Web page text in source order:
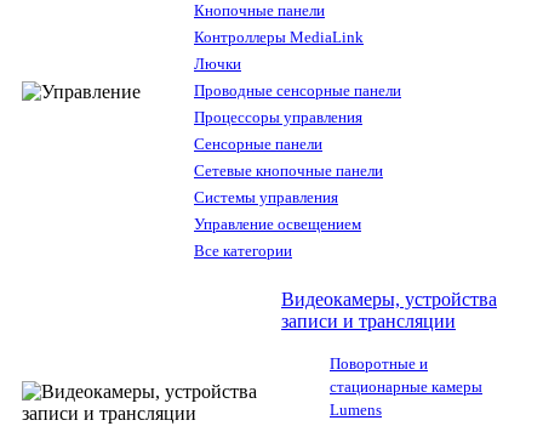
Кнопочные панели
Контроллеры MediaLink
Лючки
Проводные сенсорные панели
Процессоры управления
Сенсорные панели
Сетевые кнопочные панели
Системы управления
Управление освещением
Все категории
Видеокамеры, устройства
записи и трансляции
Поворотные и
стационарные камеры
Lumens